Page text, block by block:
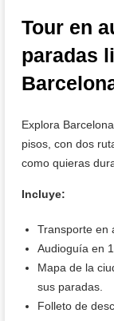
Tour en
paradas
Explora
pisos, con dos
como quieras
Incluye:
Transporte en
Audioguía en
Mapa de la
sus paradas.
Folleto de